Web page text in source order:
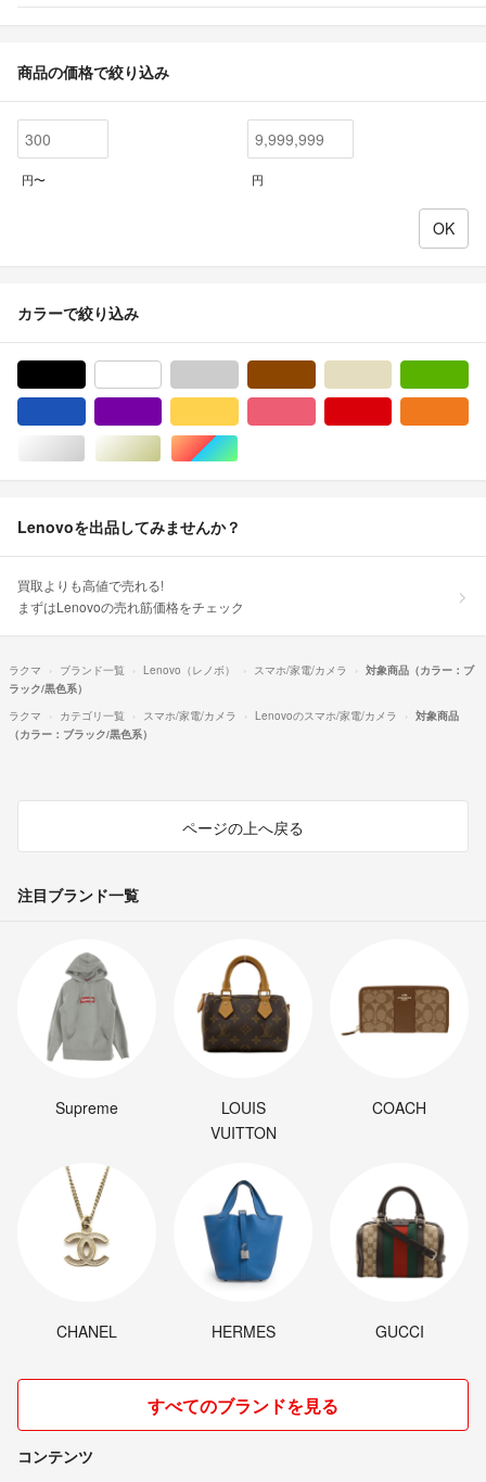
商品の価格で絞り込み
円〜 円
カラーで絞り込み
シルバー/銀色系ゴールド/金色系マルチカラー
Lenovoを出品してみませんか？
買取よりも高値で売れる!
まずはLenovoの売れ筋価格をチェック
ラクマ ブランド一覧 Lenovo（レノボ） スマホ/家電/カメラ
対象商品（カラー：ブ
ラック/黒色系）
ラクマ
カテゴリ一覧 スマホ/家電/カメラ Lenovoのスマホ/家電/カメラ
対象商品
（カラー：ブラック/黒色系）
ページの上へ戻る
注目ブランド一覧
Supreme
LOUIS
VUITTON
COACH
CHANEL HERMES GUCCI
すべてのブランドを見る
コンテンツ